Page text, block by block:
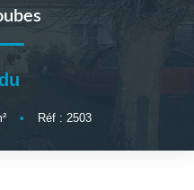
• Réf : 2503